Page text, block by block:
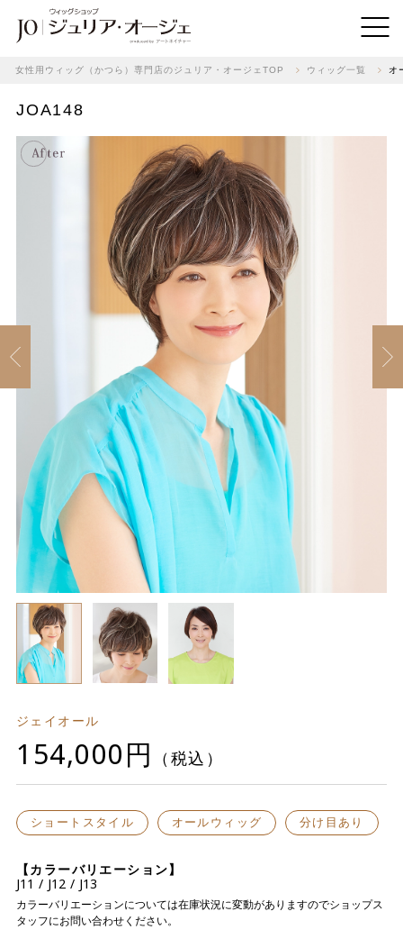
女性用ウィッグ（かつら）専門店のジュリア・オージェTOP ウィッグ一覧 オ
JOA148
ジェイオール
154,000円 （税込）
ショートスタイル オールウィッグ 分け目あり
【カラーバリエーション】
J11
J12 J13
カラーバリエーションについては在庫状況に変動がありますのでショップス
タッフにお問い合わせください。